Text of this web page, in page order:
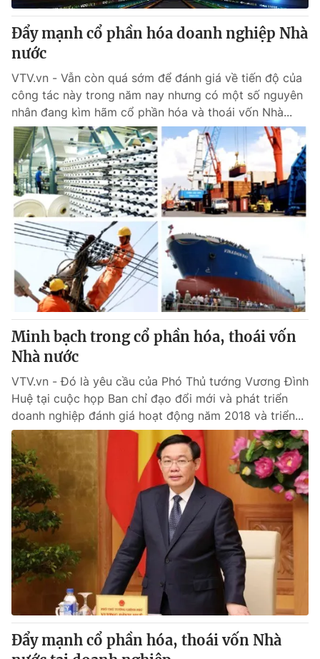
Đẩy mạnh cổ phần hóa doanh nghiệp Nhà
nước
VTV.vn - Vẫn còn quá sớm để đánh giá về tiến độ của
công tác này trong năm nay nhưng có một số nguyên
nhân đang kìm hãm cổ phần hóa và thoái vốn Nhà...
Minh bạch trong cổ phần hóa, thoái vốn
Nhà nước
VTV.vn - Đó là yêu cầu của Phó Thủ tướng Vương Đình
Huệ tại cuộc họp Ban chỉ đạo đổi mới và phát triển
doanh nghiệp đánh giá hoạt động năm 2018 và triển...
Đẩy mạnh cổ phần hóa, thoái vốn Nhà